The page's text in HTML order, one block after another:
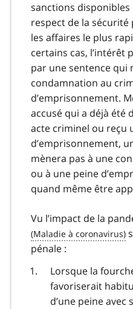
sanctions
respect de la
les affaires le plus
certains cas, l’intérêt
par une sentence qui
condamnation au
d’emprisonnement.
accusé qui a déjà été
acte criminel ou reçu
d’emprisonnement,
mènera pas à une
ou à une peine
quand même être
Vu l’impact de la
pénale :
Lorsque la
favoriserait
d’une peine